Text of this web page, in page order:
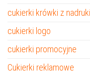
cukierki krówki z
cukierki logo
cukierki promocyjne
Cukierki reklamowe